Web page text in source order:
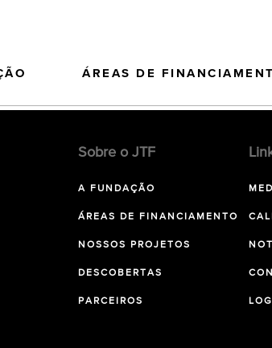
ÁREAS DE
Sobre o JTF
A FUNDAÇÃO
ÁREAS DE FINANCIAMENTO
NOSSOS PROJETOS
DESCOBERTAS
PARCEIROS